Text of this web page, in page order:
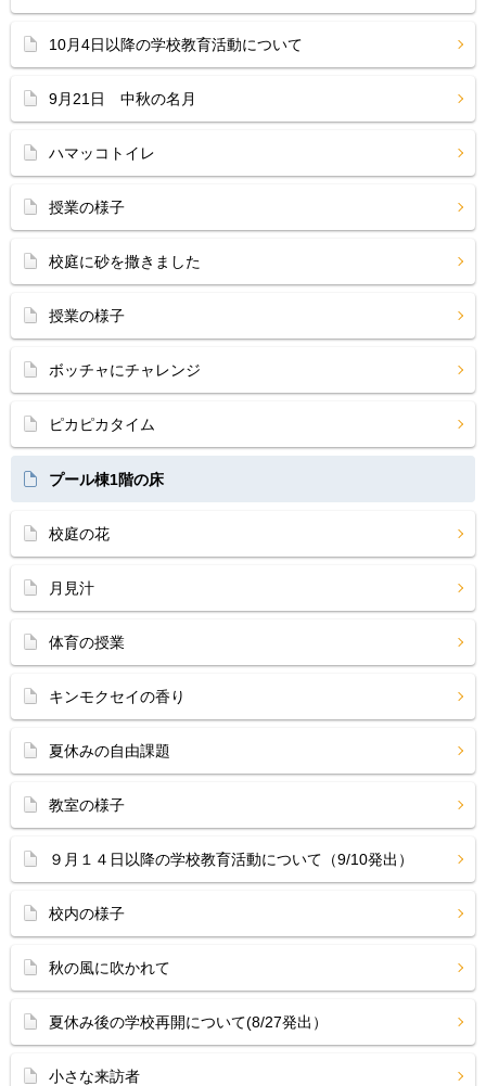
10月4日以降の学校教育活動について
9月21日 中秋の名月
ハマッコトイレ
授業の様子
校庭に砂を撒きました
授業の様子
ボッチャにチャレンジ
ピカピカタイム
プール棟1階の床
校庭の花
月見汁
体育の授業
キンモクセイの香り
夏休みの自由課題
教室の様子
９月１４日以降の学校教育活動について（9/10発出）
校内の様子
秋の風に吹かれて
夏休み後の学校再開について(8/27発出）
小さな来訪者